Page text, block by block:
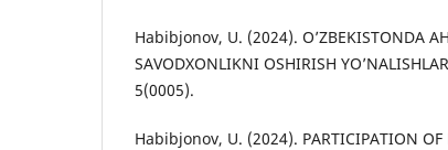
Habibjonov, U. (2024). O’ZBEKISTONDA
SAVODXONLIKNI OSHIRISH
5(0005).
Habibjonov, U. (2024). PARTICIPATION OF